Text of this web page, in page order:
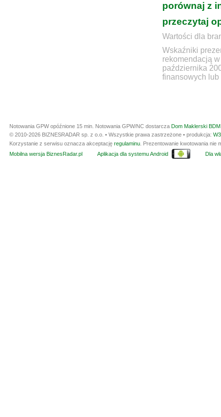
porównaj z
przeczytaj
Wartości dla
Wskaźniki
rekomendacją
października
finansowych lub
Notowania GPW opóźnione 15 min. Notowania GPW/NC dostarcza Dom Maklerski
© 2010-2026 BIZNESRADAR sp. z o.o. • Wszystkie prawa zastrzeżone • produkcja:
Korzystanie z serwisu oznacza akceptację regulaminu . Prezentowanie kwotowania
Mobilna wersja BiznesRadar.pl
Aplikacja dla systemu Android Dla